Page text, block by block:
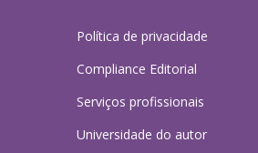
Política de privacidade
Compliance Editorial
Serviços profissionais
Universidade do autor